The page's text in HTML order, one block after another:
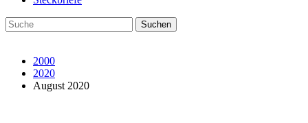
2000
2020
August 2020